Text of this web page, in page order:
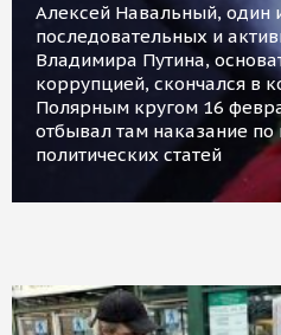
Алексей Навальный, один
последовательных и
Владимира Путина,
коррупцией, скончался в
Полярным кругом 16
отбывал там наказание
политических статей